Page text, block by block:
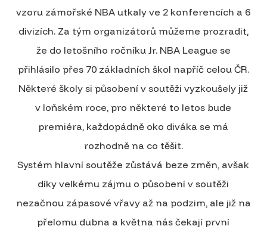
vzoru zámořské NBA utkaly ve 2 konferencích a 6
divizích. Za tým organizátorů můžeme prozradit,
že do letošního ročníku Jr. NBA League se
přihlásilo přes 70 základních škol napříč celou ČR.
Některé školy si působení v soutěži vyzkoušely již
v loňském roce, pro některé to letos bude
premiéra, každopádně oko diváka se má
rozhodně na co těšit.
Systém hlavní soutěže zůstává beze změn, avšak
díky velkému zájmu o působení v soutěži
nezačnou zápasové vřavy až na podzim, ale již na
přelomu dubna a května nás čekají první